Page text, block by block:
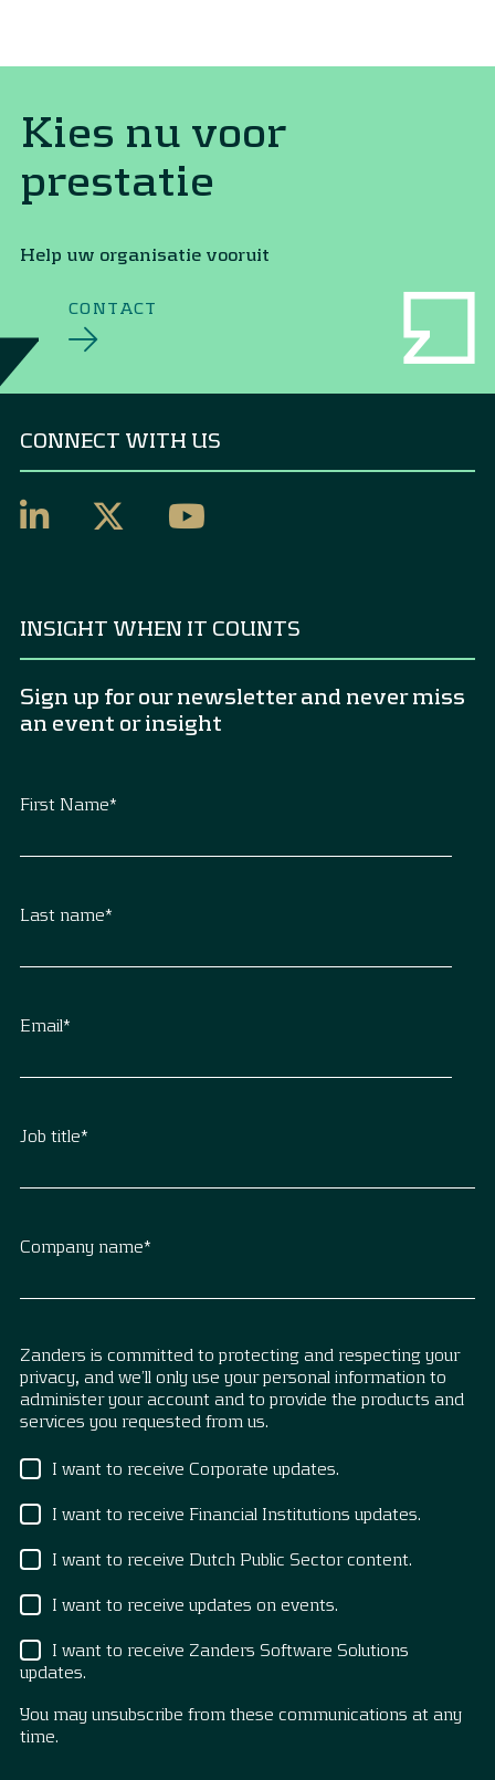
Kies nu voor
prestatie
Help uw organisatie vooruit
CONTACT
CONNECT WITH US
INSIGHT WHEN IT COUNTS
Sign up for our newsletter and never miss
an event or insight
First Name*
Last name*
Email*
Job title*
Company name*
Zanders is committed to protecting and respecting your
privacy, and we’ll only use your personal information to
administer your account and to provide the products and
services you requested from us.
I want to receive Corporate updates.
I want to receive Financial Institutions updates.
I want to receive Dutch Public Sector content.
I want to receive updates on events.
I want to receive Zanders Software Solutions
updates.
You may unsubscribe from these communications at any
time.